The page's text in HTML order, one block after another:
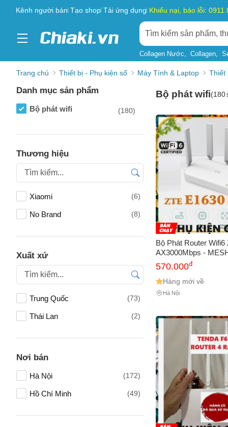
Kênh người bán Tạo shop Tải ứng dụng Khiếu nại, báo lỗi:
Collagen Nước Collagen
Trang chủ Thiết bị - Phụ kiện số Máy Tính & Laptop Thiết
Danh mục sản phẩm
Bộ phát wifi (180)
Thương hiệu
Xiaomi (6)
No Brand (8)
Xuất xứ
Trung Quốc (73)
Thái Lan (2)
Nơi bán
Hà Nội (172)
Hồ Chí Minh (49)
Bộ phát wifi(180
Bộ Phát Router Wifi6
AX3000Mbps -
Hàng Cũ, 4 Cổng
Tương Thích 80
Dàng
570.000đ
Hàng mới về
Hà Nội
Tên của
Số